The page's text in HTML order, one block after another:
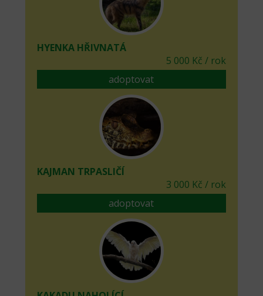
HYENKA HŘIVNATÁ
5 000 Kč / rok
adoptovat
KAJMAN TRPASLIČÍ
3 000 Kč / rok
adoptovat